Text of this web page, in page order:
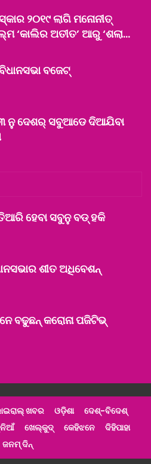
୨୦୧୯ ଲାଗି ମନୋନୀତ୍
‘କାଲିର ଅତୀତ’ ଆରୁ ‘ଶଲା…
ବଜେଟ୍‌
ନୁ ଦେଶର୍ ସବୁଆଡେ ଦିଆଯିବା
ହେବା ସବୁନୁ ବଡ୍ ହକି
ଶୀତ ଅଧିବେଶନ୍
ବଢୁଛନ୍ କରୋନା ପଜିଟିଭ୍
ଖବର ଓଡ଼ିଶା
ଦେଶ୍‌-ବିଦେଶ୍‌
ଖେଲ୍‌କୁଦ୍‌ କେହିଝନେ
ଦିହିପାହା
ଜନମ୍ ଦିନ୍